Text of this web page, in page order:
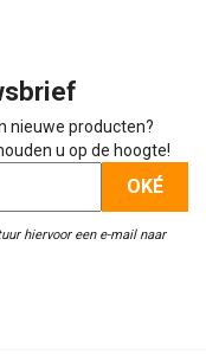
nieuwe producten?
u op de hoogte!
hiervoor een e-mail naar